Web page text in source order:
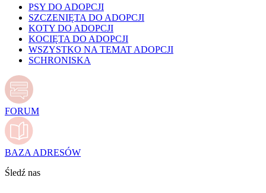
PSY DO ADOPCJI
SZCZENIĘTA DO ADOPCJI
KOTY DO ADOPCJI
KOCIĘTA DO ADOPCJI
WSZYSTKO NA TEMAT ADOPCJI
SCHRONISKA
FORUM
BAZA ADRESÓW
Śledź nas